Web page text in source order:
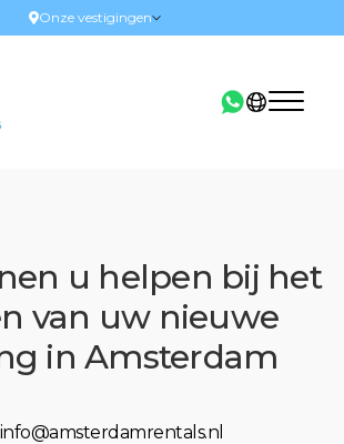
Onze vestigingen
u helpen bij het
van uw nieuwe
in Amsterdam
info@amsterdamrentals.nl